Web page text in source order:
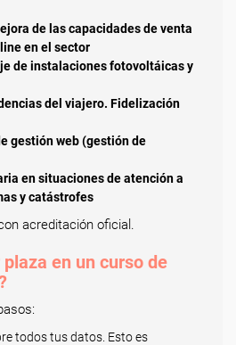
de las capacidades de venta
en el sector
de instalaciones fotovoltáicas y
del viajero. Fidelización
gestión web (gestión de
en situaciones de atención a
y catástrofes
acreditación oficial.
en un curso de
todos tus datos. Esto es